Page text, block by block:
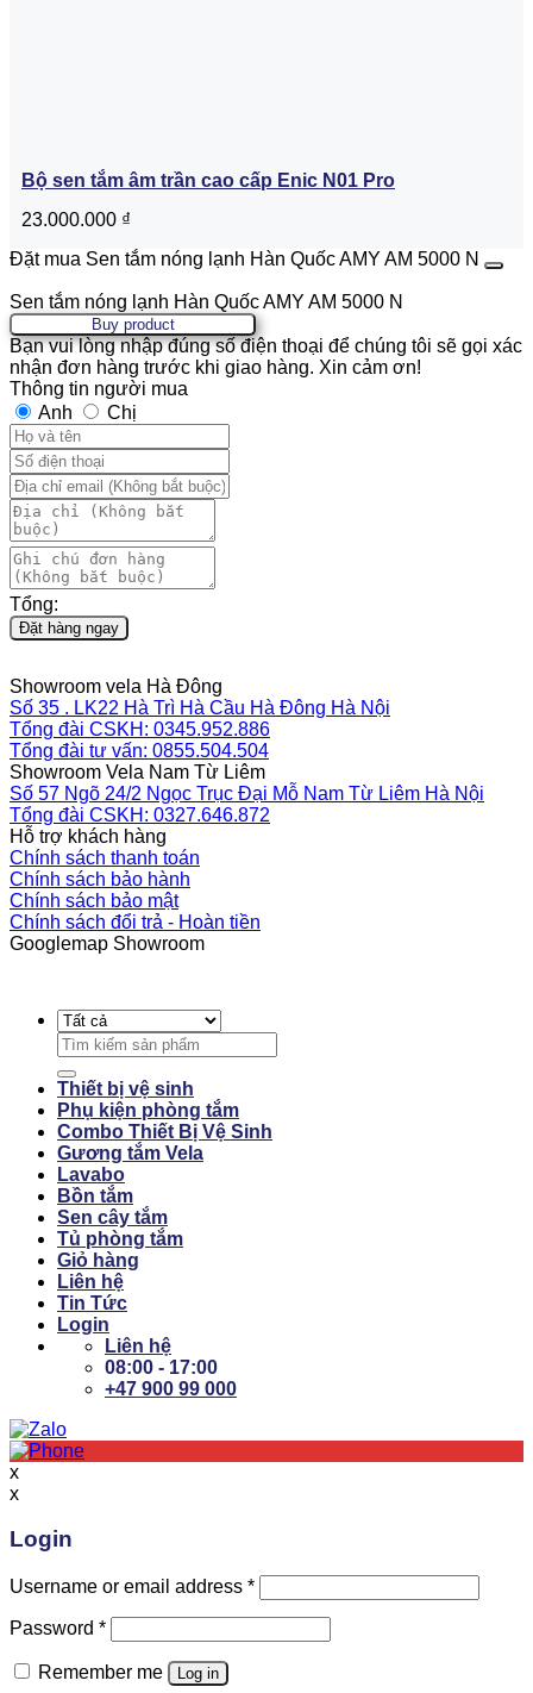
Bộ sen tắm âm trần cao cấp Enic N01 Pro
23.000.000 ₫
Đặt mua Sen tắm nóng lạnh Hàn Quốc AMY AM 5000 N
Sen tắm nóng lạnh Hàn Quốc AMY AM 5000 N
Buy product
Bạn vui lòng nhập đúng số điện thoại để chúng tôi sẽ gọi xác
nhận đơn hàng trước khi giao hàng. Xin cảm ơn!
Thông tin người mua
Anh
Chị
Tổng:
Đặt hàng ngay
Showroom vela Hà Đông
Số 35 . LK22 Hà Trì Hà Cầu Hà Đông Hà Nội
Tổng đài CSKH: 0345.952.886
Tổng đài tư vấn: 0855.504.504
Showroom Vela Nam Từ Liêm
Số 57 Ngõ 24/2 Ngọc Trục Đại Mỗ Nam Từ Liêm Hà Nội
Tổng đài CSKH: 0327.646.872
Hỗ trợ khách hàng
Chính sách thanh toán
Chính sách bảo hành
Chính sách bảo mật
Chính sách đổi trả - Hoàn tiền
Googlemap Showroom
Search
for:
Thiết bị vệ sinh
Phụ kiện phòng tắm
Combo Thiết Bị Vệ Sinh
Gương tắm Vela
Lavabo
Bồn tắm
Sen cây tắm
Tủ phòng tắm
Giỏ hàng
Liên hệ
Tin Tức
Login
Liên hệ
08:00 - 17:00
+47 900 99 000
x
x
Login
Username or email address *
Password *
Remember me Log in